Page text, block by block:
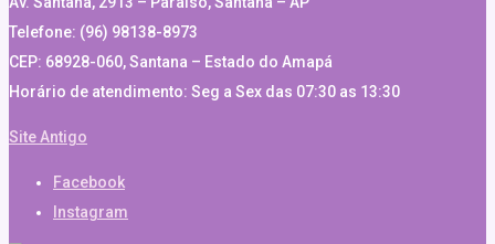
Telefone: (96) 98138-8973
CEP: 68928-060, Santana – Estado do Amapá
Horário de atendimento: Seg a Sex das 07:30 as 13:30
Site Antigo
Facebook
Instagram